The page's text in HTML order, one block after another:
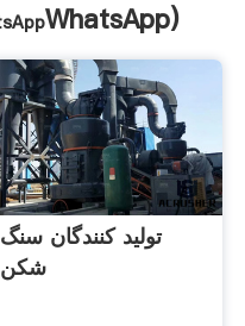
WhatsApp)
تولید کنندگان سنگ
شکن